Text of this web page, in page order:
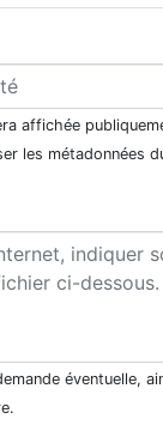
affichée
les métadonnées
éventuelle,